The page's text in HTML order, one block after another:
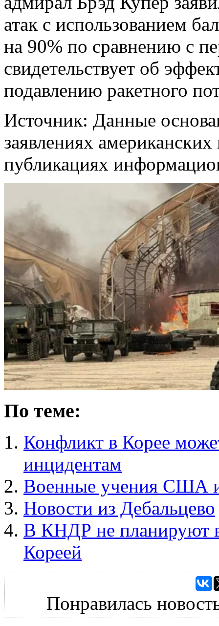
атак с использованием
на 90% по сравнению с
свидетельствует об
подавлению ракетного
Источник: Данные
заявлениях
публикациях
По теме:
Конфликт в Корее
инцидентам
Военные учения США
Новости из Дебальцево
В КНДР не планируют
Кореей
Понравилась